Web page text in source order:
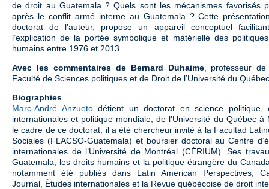
de droit au Guatemala ? Quels sont les mécanismes favorisés
après le conflit armé interne au Guatemala ? Cette
doctorat de l’auteur, propose un appareil conceptuel
l’explication de la portée symbolique et matérielle des
humains entre 1976 et 2013.
Avec les commentaires de Bernard Duhaime, professeur
Faculté de Sciences politiques et de Droit de l’Université du
Biographies
Marc-André Anzuetodétient un doctorat en science politique,
internationales et politique mondiale, de l’Université du Québec à
le cadre de ce doctorat, il a été chercheur invité à la Facultad
Sociales (FLACSO-Guatemala) et boursier doctoral au Centre
internationales de l’Université de Montréal (CÉRIUM). Ses
Guatemala, les droits humains et la politique étrangère du
notamment été publiés dans Latin American Perspectives,
Journal, Études internationales et la Revue québécoise de droit